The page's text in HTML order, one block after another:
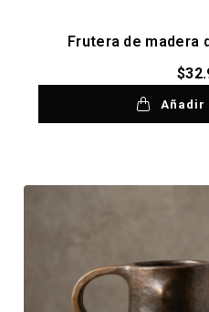
Frutera de madera
$